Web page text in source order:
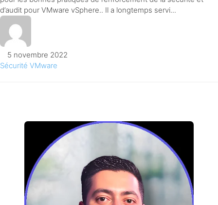
d’audit pour VMware vSphere.. Il a longtemps servi...
5 novembre 2022
Sécurité VMware